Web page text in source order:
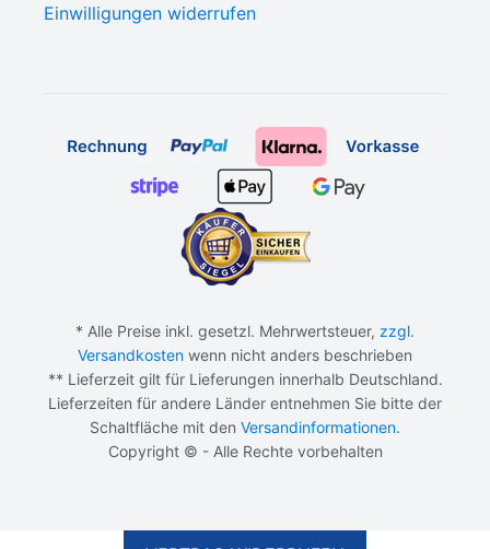
Einwilligungen widerrufen
* Alle Preise inkl. gesetzl. Mehrwertsteuer, zzgl.
Versandkosten wenn nicht anders beschrieben
** Lieferzeit gilt für Lieferungen innerhalb Deutschland.
Lieferzeiten für andere Länder entnehmen Sie bitte der
Schaltfläche mit den Versandinformationen.
Copyright © - Alle Rechte vorbehalten
IN DEN WARENKORB